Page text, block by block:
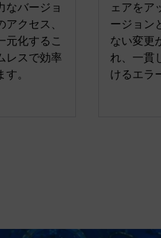
なバージョ
クセス、
元化するこ
レスで効率
。
ェアをア
ージョン
ない変更
れ、一貫
けるエラ